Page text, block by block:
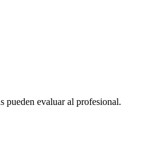
pueden evaluar al profesional.